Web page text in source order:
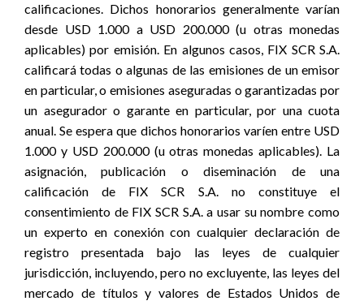
calificaciones. Dichos honorarios generalmente varían
desde USD 1.000 a USD 200.000 (u otras monedas
aplicables) por emisión. En algunos casos, FIX SCR S.A.
calificará todas o algunas de las emisiones de un emisor
en particular, o emisiones aseguradas o garantizadas por
un asegurador o garante en particular, por una cuota
anual. Se espera que dichos honorarios varíen entre USD
1.000 y USD 200.000 (u otras monedas aplicables). La
asignación, publicación o diseminación de una
calificación de FIX SCR S.A. no constituye el
consentimiento de FIX SCR S.A. a usar su nombre como
un experto en conexión con cualquier declaración de
registro presentada bajo las leyes de cualquier
jurisdicción, incluyendo, pero no excluyente, las leyes del
mercado de títulos y valores de Estados Unidos de